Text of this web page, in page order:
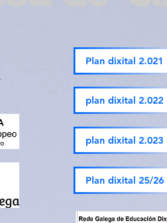
Plan dixital 2.021
plan dixital 2.022
plan dixital 2.023
Plan dixital 25/26